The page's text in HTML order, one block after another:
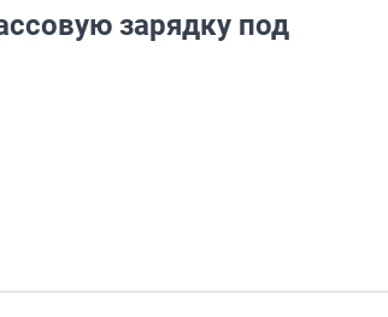
зарядку под